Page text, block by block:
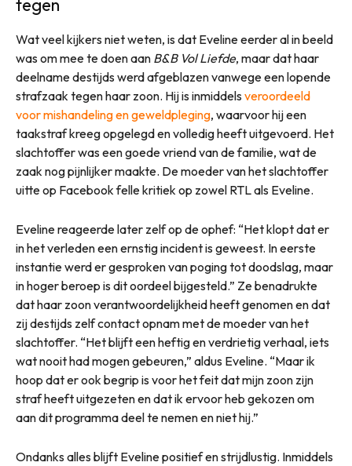
tegen
Wat veel kijkers niet weten, is dat Eveline eerder al in beeld
was om mee te doen aan B&B Vol Liefde, maar dat haar
deelname destijds werd afgeblazen vanwege een lopende
strafzaak tegen haar zoon. Hij is inmiddels veroordeeld
voor mishandeling en geweldpleging, waarvoor hij een
taakstraf kreeg opgelegd en volledig heeft uitgevoerd. Het
slachtoffer was een goede vriend van de familie, wat de
zaak nog pijnlijker maakte. De moeder van het slachtoffer
uitte op Facebook felle kritiek op zowel RTL als Eveline.
Eveline reageerde later zelf op de ophef: “Het klopt dat er
in het verleden een ernstig incident is geweest. In eerste
instantie werd er gesproken van poging tot doodslag, maar
in hoger beroep is dit oordeel bijgesteld.” Ze benadrukte
dat haar zoon verantwoordelijkheid heeft genomen en dat
zij destijds zelf contact opnam met de moeder van het
slachtoffer. “Het blijft een heftig en verdrietig verhaal, iets
wat nooit had mogen gebeuren,” aldus Eveline. “Maar ik
hoop dat er ook begrip is voor het feit dat mijn zoon zijn
straf heeft uitgezeten en dat ik ervoor heb gekozen om
aan dit programma deel te nemen en niet hij.”
Ondanks alles blijft Eveline positief en strijdlustig. Inmiddels